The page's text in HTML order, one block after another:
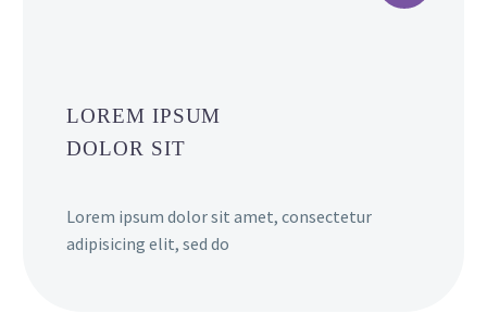
LOREM IPSUM
DOLOR SIT
Lorem ipsum dolor sit amet, consectetur
adipisicing elit, sed do